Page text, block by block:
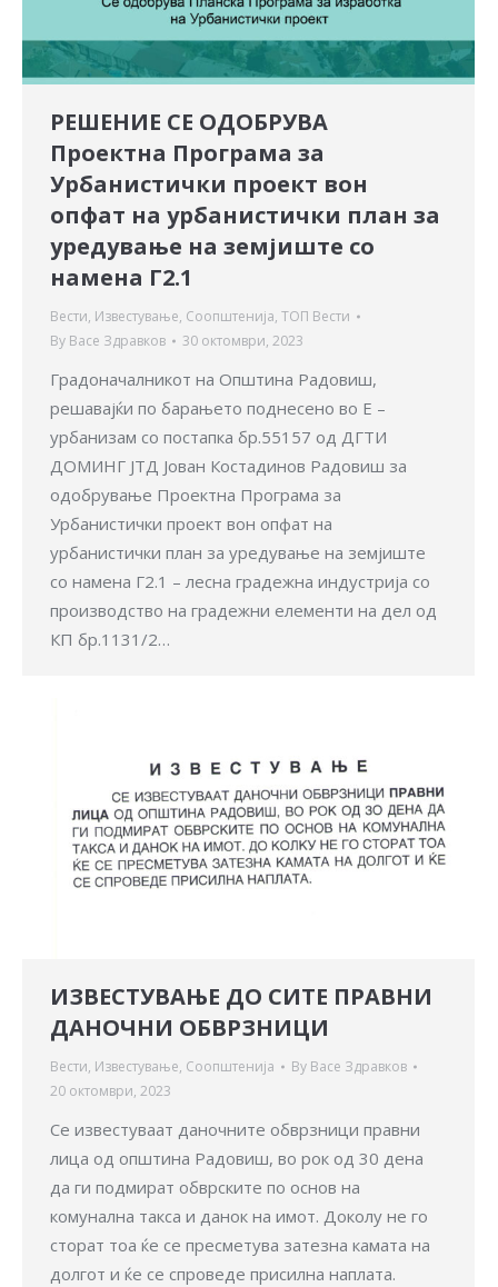
РЕШЕНИЕ СЕ ОДОБРУВА
Проектна Програма за
Урбанистички проект вон
опфат на урбанистички план за
уредување на земјиште со
намена Г2.1
Вести, Известување, Соопштенија, ТОП Вести
By Васе Здравков 30 октомври, 2023
Градоначалникот на Општина Радовиш,
решавајќи по барањето поднесено во E –
урбанизам со постапка бр.55157 од ДГТИ
ДОМИНГ ЈТД Јован Костадинов Радовиш за
одобрување Проектна Програма за
Урбанистички проект вон опфат на
урбанистички план за уредување на земјиште
со намена Г2.1 – лесна градежна индустрија со
производство на градежни елементи на дел од
КП бр.1131/2…
ИЗВЕСТУВАЊЕ ДО СИТЕ ПРАВНИ
ДАНОЧНИ ОБВРЗНИЦИ
Вести, Известување, Соопштенија By Васе Здравков
20 октомври, 2023
Се известуваат даночните обврзници правни
лица од општина Радовиш, во рок од 30 дена
да ги подмират обврските по основ на
комунална такса и данок на имот. Доколу не го
сторат тоа ќе се пресметува затезна камата на
долгот и ќе се спроведе присилна наплата.